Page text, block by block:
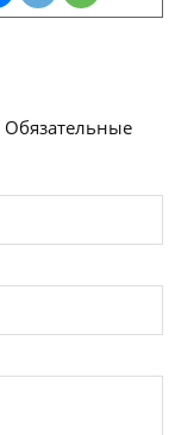
Обязательные